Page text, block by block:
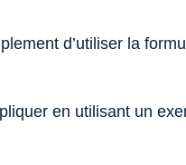
d’utiliser la
en utilisant un